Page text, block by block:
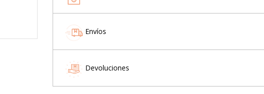
Envíos
Devoluciones